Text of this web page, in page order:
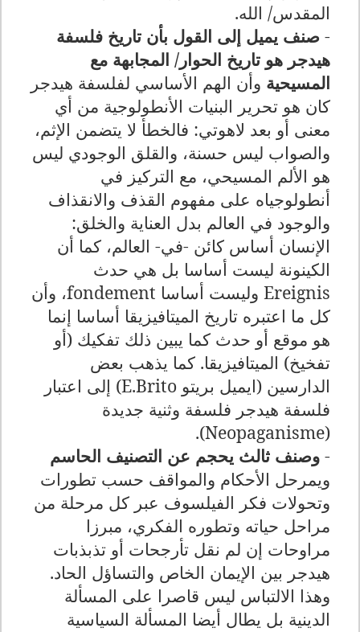
المقدس/ الله.
- صنف يميل إلى القول بأن تاريخ فلسفة
هيدجر هو تاريخ الحوار/ المجابهة مع
المسيحية وأن الهم الأساسي لفلسفة هيدجر
كان هو تحرير البنيات الأنطولوجية من أي
معنى أو بعد لاهوتي: فالخطأ لا يتضمن الإثم،
والصواب ليس حسنة، والقلق الوجودي ليس
هو الألم المسيحي، مع التركيز في
أنطولوجياه على مفهوم القذف والانقذاف
والوجود في العالم بدل العناية والخلق:
الإنسان أساس كائن -في- العالم، كما أن
الكينونة ليست أساسا بل هي حدث
Ereignis وليست أساسا fondement، وأن
كل ما اعتبره تاريخ الميتافيزيقا أساسا إنما
هو موقع أو حدث كما يبين ذلك تفكيك (أو
تفخيخ) الميتافيزيقا. كما يذهب بعض
الدارسين (ايميل بريتو E.Brito) إلى اعتبار
فلسفة هيدجر فلسفة وثنية جديدة
(
Neopaganisme
).
- وصنف ثالث يحجم عن التصنيف الحاسم
ويمرحل الأحكام والمواقف حسب تطورات
وتحولات فكر الفيلسوف عبر كل مرحلة من
مراحل حياته وتطوره الفكري، مبرزا
مراوحات إن لم نقل تأرجحات أو تذبذبات
هيدجر بين الإيمان الخاص والتساؤل الحاد.
وهذا الالتباس ليس قاصرا على المسألة
الدينية بل يطال أيضا المسألة السياسية